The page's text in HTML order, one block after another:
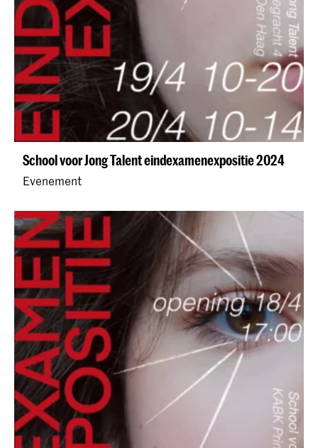
School voor Jong Talent eindexamenexpositie 2024
Evenement